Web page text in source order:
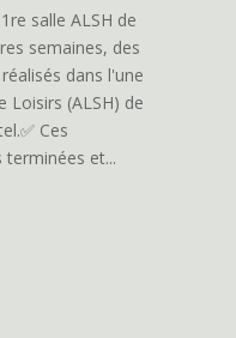
salle ALSH de
semaines, des
dans l'une
Loisirs (ALSH) de
Ces
et...